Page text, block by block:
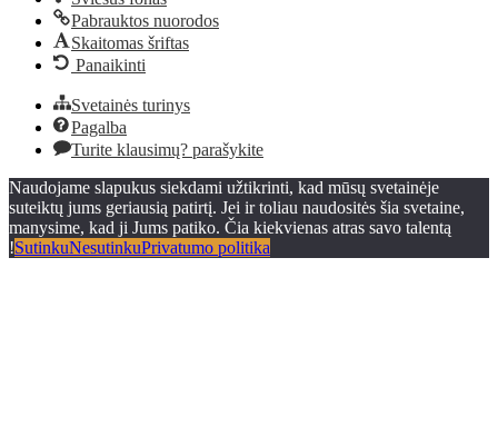
Pabrauktos nuorodos
Skaitomas šriftas
Panaikinti
Svetainės turinys
Pagalba
Turite klausimų? parašykite
Naudojame slapukus siekdami užtikrinti, kad mūsų svetainėje
suteiktų jums geriausią patirtį. Jei ir toliau naudositės šia svetaine,
manysime, kad ji Jums patiko. Čia kiekvienas atras savo talentą
!SutinkuNesutinkuPrivatumo politika